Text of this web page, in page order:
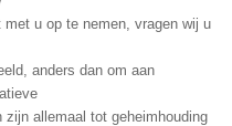
u op te nemen, vragen wij u
anders dan om aan
allemaal tot geheimhouding